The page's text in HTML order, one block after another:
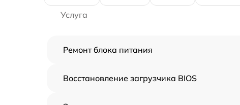
Услуга
Ремонт блока питания
Восстановление загрузчика BIOS